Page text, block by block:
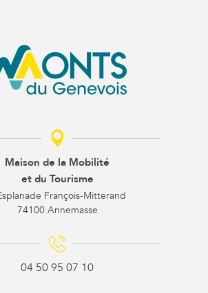
Maison de la Mobilité
et du Tourisme
François-Mitterand
74100 Annemasse
04 50 95 07 10